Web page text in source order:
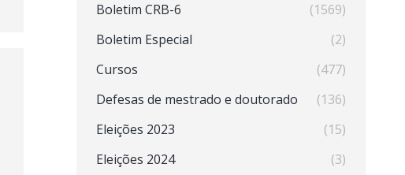
Boletim CRB-6
(1569)
Boletim Especial
(2)
Cursos
(477)
Defesas de mestrado e doutorado
(136)
Eleições 2023
(15)
Eleições 2024
(3)